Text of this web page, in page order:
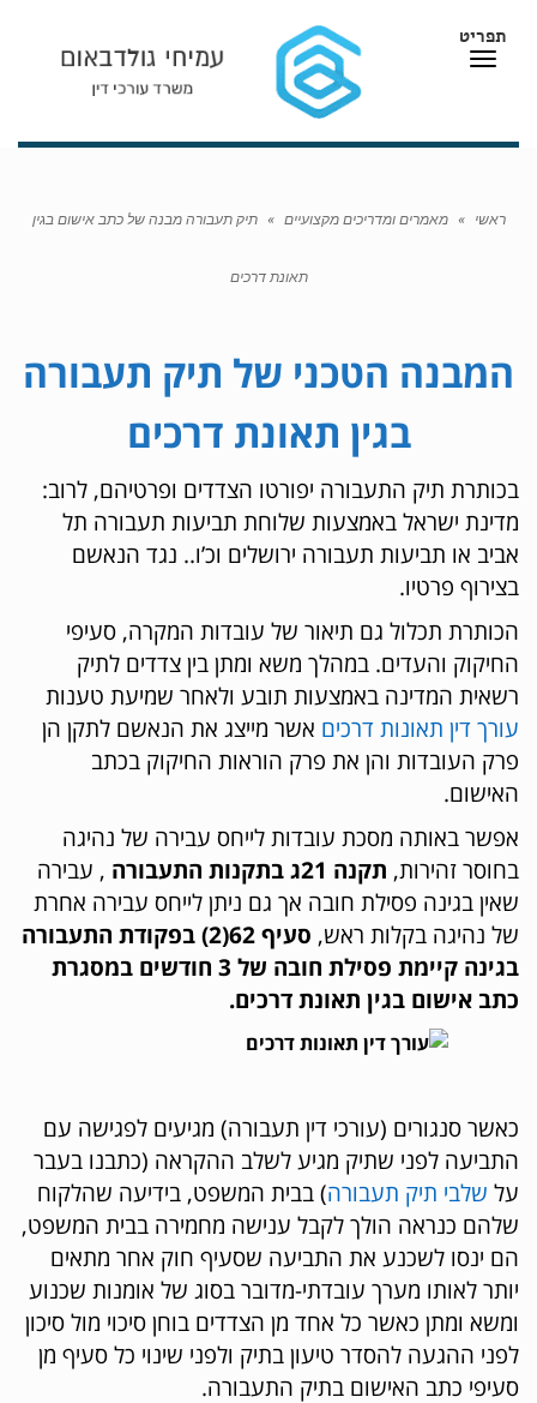
תפריט
תפריט
ראשי » מאמרים ומדריכים מקצועיים » תיק תעבורה מבנה של כתב אישום בגין
תאונת דרכים
המבנה הטכני של תיק תעבורה
בגין תאונת דרכים
בכותרת תיק התעבורה יפורטו הצדדים ופרטיהם, לרוב:
מדינת ישראל באמצעות שלוחת תביעות תעבורה תל
אביב או תביעות תעבורה ירושלים וכ’ו.. נגד הנאשם
בצירוף פרטיו.
הכותרת תכלול גם תיאור של עובדות המקרה, סעיפי
החיקוק והעדים. במהלך משא ומתן בין צדדים לתיק
רשאית המדינה באמצעות תובע ולאחר שמיעת טענות
עורך דין תאונות דרכים אשר מייצג את הנאשם לתקן הן
פרק העובדות והן את פרק הוראות החיקוק בכתב
האישום.
אפשר באותה מסכת עובדות לייחס עבירה של נהיגה
בחוסר זהירות, תקנה 21ג בתקנות התעבורה
, עבירה
שאין בגינה פסילת חובה אך גם ניתן לייחס עבירה אחרת
של נהיגה בקלות ראש,
סעיף 62(2) בפקודת התעבורה
בגינה קיימת פסילת חובה של 3 חודשים במסגרת
כתב אישום בגין תאונת דרכים.
כאשר סנגורים (עורכי דין תעבורה) מגיעים לפגישה עם
התביעה לפני שתיק מגיע לשלב ההקראה (כתבנו בעבר
על שלבי תיק תעבורה) בבית המשפט, בידיעה שהלקוח
שלהם כנראה הולך לקבל ענישה מחמירה בבית המשפט,
הם ינסו לשכנע את התביעה שסעיף חוק אחר מתאים
יותר לאותו מערך עובדתי-מדובר בסוג של אומנות שכנוע
ומשא ומתן כאשר כל אחד מן הצדדים בוחן סיכוי מול סיכון
לפני ההגעה להסדר טיעון בתיק ולפני שינוי כל סעיף מן
סעיפי כתב האישום בתיק התעבורה.